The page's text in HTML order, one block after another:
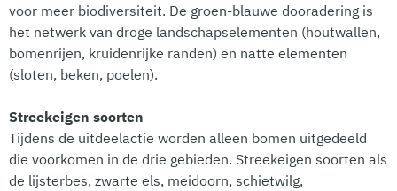
voor meer biodiversiteit. De groen-blauwe dooradering is
het netwerk van droge landschapselementen (houtwallen,
bomenrijen, kruidenrijke randen) en natte elementen
(sloten, beken, poelen).
Streekeigen soorten
Tijdens de uitdeelactie worden alleen bomen uitgedeeld
die voorkomen in de drie gebieden. Streekeigen soorten als
de lijsterbes, zwarte els, meidoorn, schietwilg,